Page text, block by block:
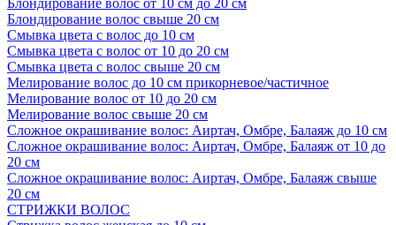
Блондирование волос от 10 см до 20 см
Блондирование волос свыше 20 см
Смывка цвета с волос до 10 см
Смывка цвета с волос от 10 до 20 см
Смывка цвета с волос свыше 20 см
Мелирование волос до 10 см прикорневое/частичное
Мелирование волос от 10 до 20 см
Мелирование волос свыше 20 см
Сложное окрашивание волос: Аиртач, Омбре, Балаяж до 10 см
Сложное окрашивание волос: Аиртач, Омбре, Балаяж от 10 до
20 см
Сложное окрашивание волос: Аиртач, Омбре, Балаяж свыше
20 см
СТРИЖКИ ВОЛОС